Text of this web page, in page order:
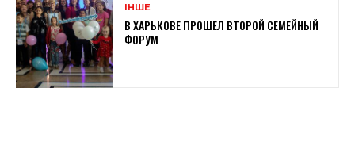
ІНШЕ
В ХАРЬКОВЕ ПРОШЕЛ ВТОРОЙ СЕМЕЙНЫЙ
ФОРУМ